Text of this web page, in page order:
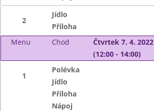
2
Jídlo
Příloha
Menu
Chod
Čtvrtek 7. 4. 2022
(12:00 - 14:00)
1
Polévka
Jídlo
Příloha
Nápoj